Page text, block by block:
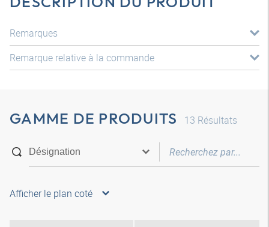
Remarques
Remarque relative à la commande
GAMME DE PRODUITS 13 Résultats
Afficher le plan coté